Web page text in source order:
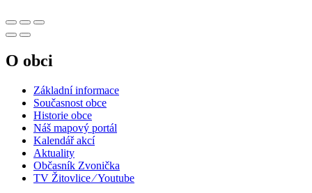
O obci
Základní informace
Současnost obce
Historie obce
Náš mapový portál
Kalendář akcí
Aktuality
Občasník Zvonička
TV Žitovlice ⁄ Youtube